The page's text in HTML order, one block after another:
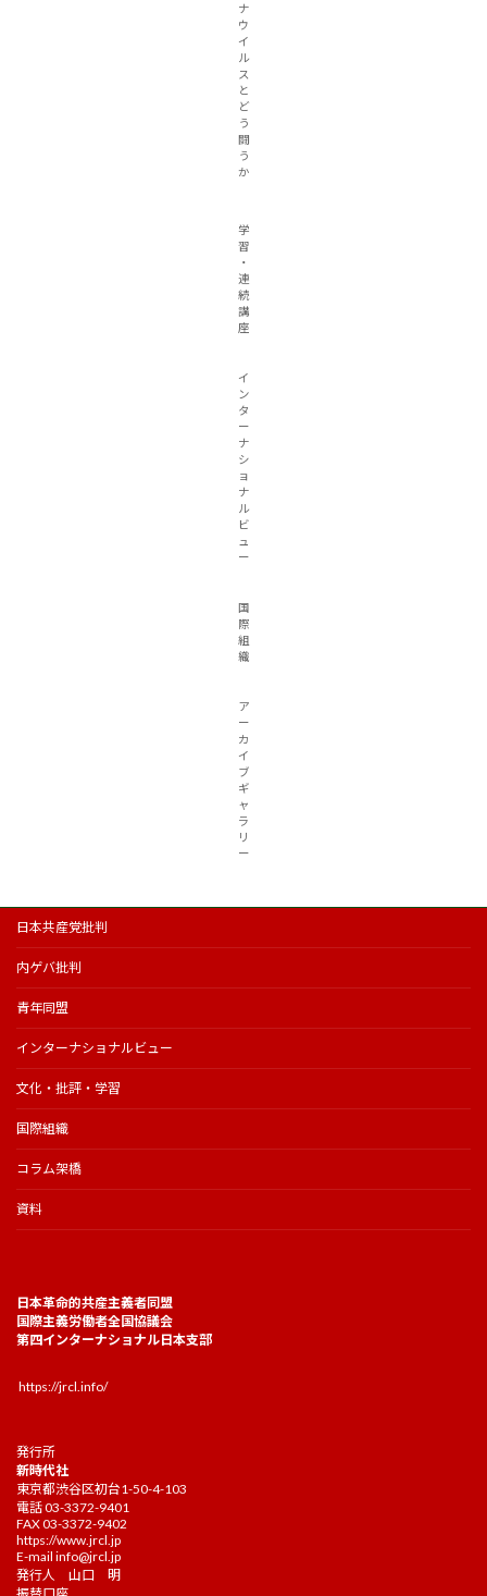
ナ
ウ
イ
ル
ス
と
ど
う
闘
う
か
学
習
・
連
続
講
座
イ
ン
タ
ー
ナ
シ
ョ
ナ
ル
ビ
ュ
ー
国
際
組
織
ア
ー
カ
イ
ブ
ギ
ャ
ラ
リ
ー
日本共産党批判
内ゲバ批判
青年同盟
インターナショナルビュー
文化・批評・学習
国際組織
コラム架橋
資料
日本革命的共産主義者同盟
国際主義労働者全国協議会
第四インターナショナル日本支部
https://jrcl.info/
発行所
新時代社
東京都渋谷区初台1-50-4-103
電話 03-3372-9401
FAX 03-3372-9402
https://www.jrcl.jp
E-mail info@jrcl.jp
発行人 山口 明